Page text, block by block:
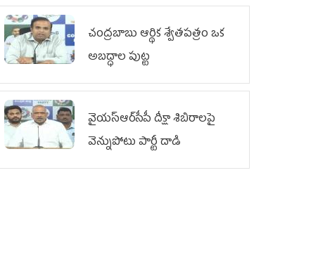
చంద్రబాబు ఆర్థిక శ్వేతపత్రం ఒక
అబద్ధాల పుట్ట
వైయ‌స్ఆర్‌సీపీ దీక్షా శిబిరాలపై
వెన్నుపోటు పార్టీ దాడి